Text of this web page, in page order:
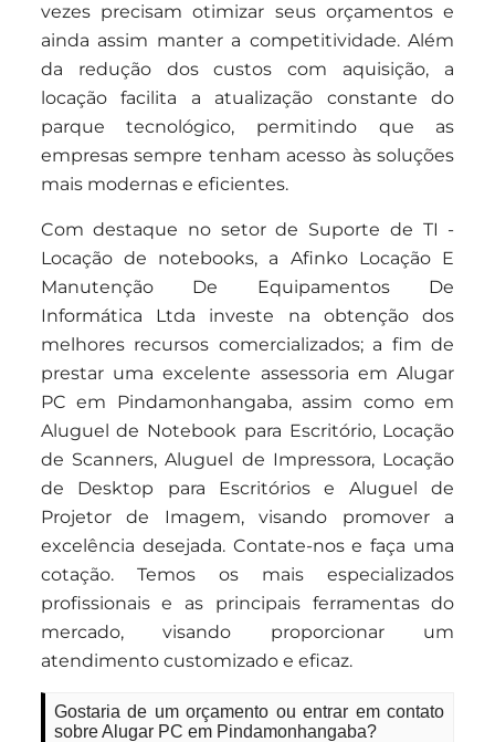
vezes precisam otimizar seus orçamentos e
ainda assim manter a competitividade. Além
da redução dos custos com aquisição, a
locação facilita a atualização constante do
parque tecnológico, permitindo que as
empresas sempre tenham acesso às soluções
mais modernas e eficientes.
Com destaque no setor de Suporte de TI -
Locação de notebooks, a Afinko Locação E
Manutenção De Equipamentos De
Informática Ltda investe na obtenção dos
melhores recursos comercializados; a fim de
prestar uma excelente assessoria em Alugar
PC em Pindamonhangaba, assim como em
Aluguel de Notebook para Escritório, Locação
de Scanners, Aluguel de Impressora, Locação
de Desktop para Escritórios e Aluguel de
Projetor de Imagem, visando promover a
excelência desejada. Contate-nos e faça uma
cotação. Temos os mais especializados
profissionais e as principais ferramentas do
mercado, visando proporcionar um
atendimento customizado e eficaz.
Gostaria de um orçamento ou entrar em contato
sobre Alugar PC em Pindamonhangaba?